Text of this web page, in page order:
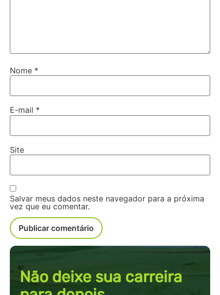
Nome *
E-mail *
Site
Salvar meus dados neste navegador para a próxima
vez que eu comentar.
Não deixe sua carreira